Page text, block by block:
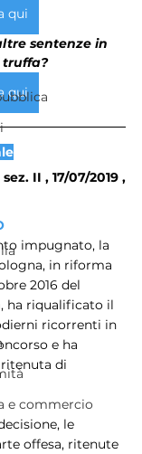
e commercio
qui
sentenze in
qui
II , 17/07/2019 ,
impugnato, la
in riforma
2016 del
ha riqualificato il
ricorrenti in
e ha
di
le
offesa, ritenute